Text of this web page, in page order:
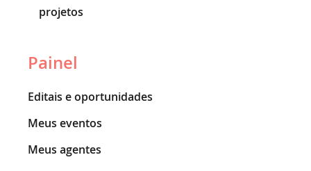
projetos
Painel
Editais e oportunidades
Meus eventos
Meus agentes